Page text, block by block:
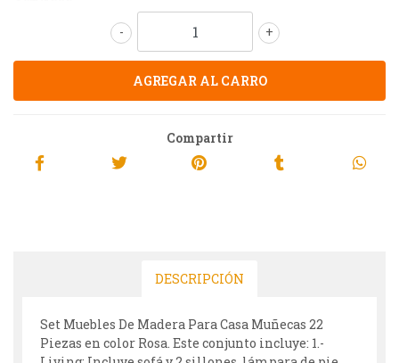
+
-
Compartir
DESCRIPCIÓN
Set Muebles De Madera Para Casa Muñecas 22
Piezas en color Rosa. Este conjunto incluye: 1.-